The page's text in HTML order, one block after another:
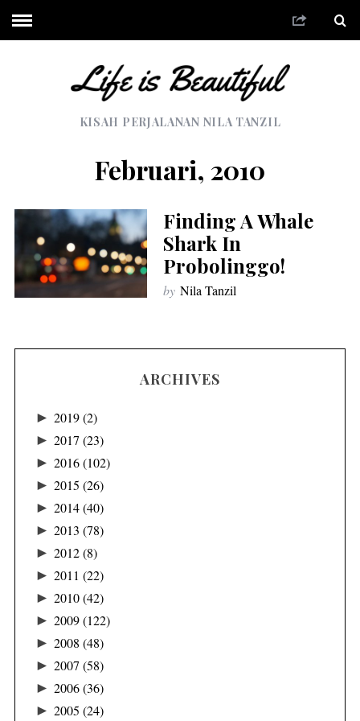
KISAH PERJALANAN NILA TANZIL
Februari, 2010
Finding A Whale
Shark In
Probolinggo!
by Nila Tanzil
ARCHIVES
► 2019(2)
► 2017 (23)
► 2016(102)
► 2015 (26)
► 2014(40)
► 2013 (78)
► 2012(8)
► 2011 (22)
► 2010(42)
► 2009(122)
► 2008 (48)
► 2007 (58)
► 2006(36)
► 2005 (24)